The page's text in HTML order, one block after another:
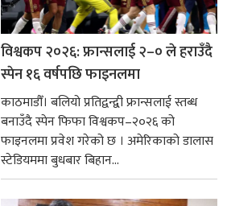
विश्वकप २०२६: फ्रान्सलाई २–० ले हराउँदै
स्पेन १६ वर्षपछि फाइनलमा
काठमाडौँ। बलियो प्रतिद्वन्द्वी फ्रान्सलाई स्तब्ध
बनाउँदै स्पेन फिफा विश्वकप–२०२६ को
फाइनलमा प्रवेश गरेको छ । अमेरिकाको डालास
स्टेडियममा बुधबार बिहान...